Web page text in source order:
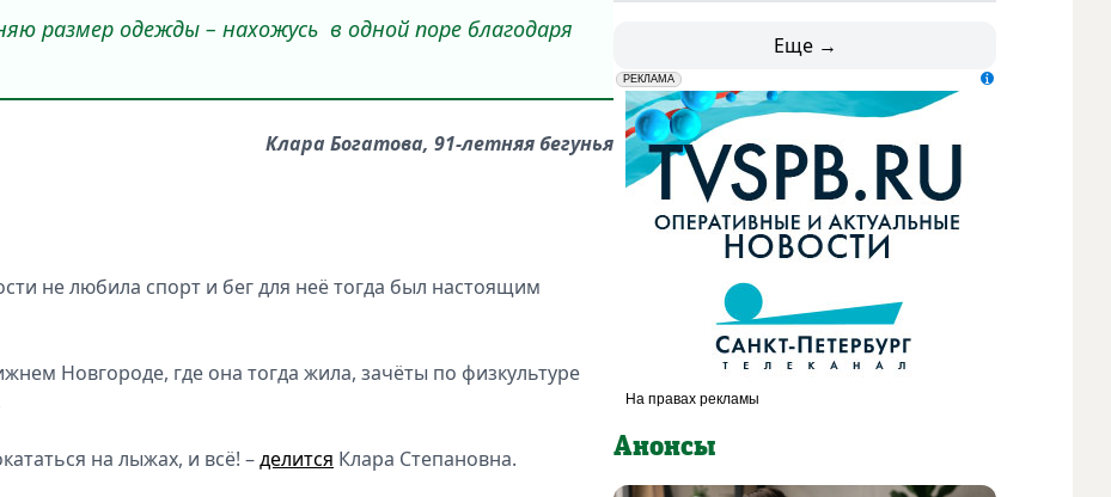
размер одежды – нахожусь в одной поре благодаря
Клара Богатова, 91-летняя бегунья
не любила спорт и бег для неё тогда был настоящим
Новгороде, где она тогда жила, зачёты по физкультуре
на лыжах, и всё! –делится Клара Степановна.
Еще →
erid: LdtCK5udn
РЕКЛАМА
АО "ГАТР", ИНН: 7841320717
Анонсы